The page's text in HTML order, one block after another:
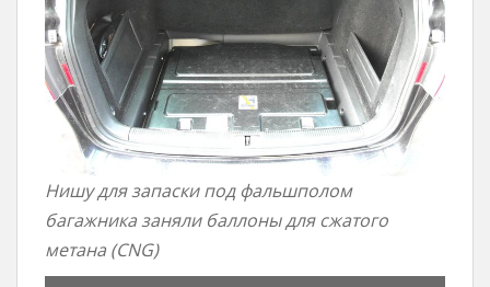
Нишу для запаски под фальшполом
багажника заняли баллоны для сжатого
метана (CNG)